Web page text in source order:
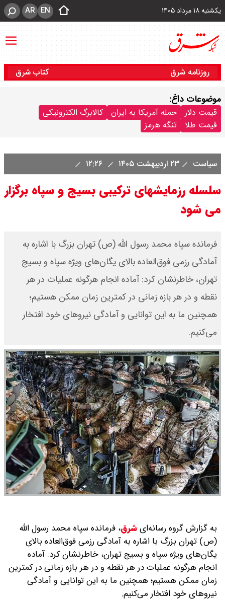
یکشنبه ۱۸ مرداد ۱۴۰۵ EN
AR
روزنامه شرق کتاب شرق
موضوعات داغ:
قیمت دلار حمله آمریکا به ایران
کالابرگ الکترونیکی
قیمت طلا
تنگه هرمز
سیاست ۲۳ اردیبهشت ۱۴۰۵
سلسله رزمایشهای ترکیبی بسیج و سپاه برگزار
می شود
فرمانده سپاه محمد رسول الله (ص) تهران بزرگ با اشاره به
آمادگی رزمی فوق‌العاده بالای یگان‌های ویژه سپاه و بسیج
تهران، خاطرنشان کرد: آماده انجام هرگونه عملیات در هر
نقطه و در هر بازه زمانی در کمترین زمان ممکن هستیم؛
همچنین ما به این توانایی و آمادگی نیرو‌های خود افتخار
می‌کنیم.
به گزارش گروه رسانه‌ایشرق، فرمانده سپاه محمد رسول الله
(ص) تهران بزرگ با اشاره به آمادگی رزمی فوق‌العاده بالای
یگان‌های ویژه سپاه و بسیج تهران، خاطرنشان کرد: آماده
انجام هرگونه عملیات در هر نقطه و در هر بازه زمانی در کمترین
زمان ممکن هستیم؛ همچنین ما به این توانایی و آمادگی
نیرو‌های خود افتخار می‌کنیم.